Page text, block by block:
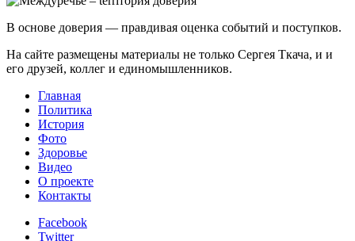
В основе доверия — правдивая оценка событий и поступков.
На сайте размещены материалы не только Сергея Ткача, и и
его друзей, коллег и единомышленников.
Главная
Политика
История
Фото
Здоровье
Видео
О проекте
Контакты
Facebook
Twitter